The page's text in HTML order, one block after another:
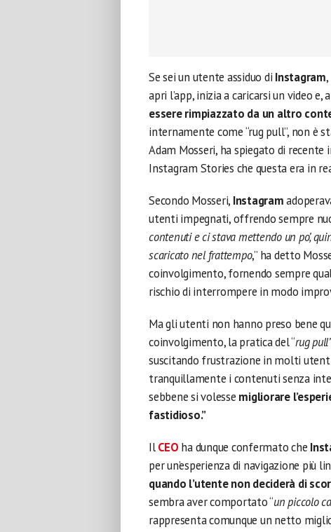
Se sei un utente assiduo di Instagram
apri l’app, inizia a caricarsi un video
essere rimpiazzato da un altro
internamente come “rug pull”, non è
Adam Mosseri, ha spiegato di recente
Instagram Stories che questa era in
Secondo Mosseri, Instagram
utenti impegnati, offrendo sempre
contenuti e ci stava mettendo un po’,
scaricato nel frattempo,” ha detto
coinvolgimento, fornendo sempre
rischio di interrompere in modo
Ma gli utenti non hanno preso bene
coinvolgimento, la pratica del “rug pull”
suscitando frustrazione in molti
tranquillamente i contenuti senza
sebbene si volesse migliorare
fastidioso.”
IlCEO ha dunque confermato che
per un’esperienza di navigazione più
quando l’utente non deciderà di
sembra aver comportato “un piccolo
rappresenta comunque un netto